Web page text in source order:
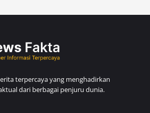
terpercaya yang menghadirkan
dari berbagai penjuru dunia.